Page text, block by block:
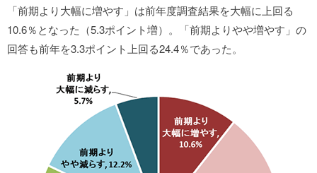
「前期より大幅に増やす」は前年度調査結果を大幅に上回る
10.6％となった（5.3ポイント増）。「前期よりやや増やす」の
回答も前年を3.3ポイント上回る24.4％であった。